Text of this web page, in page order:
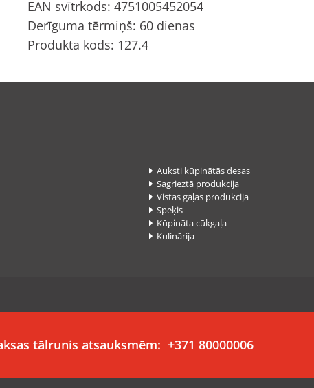
EAN svītrkods: 4751005452054
Derīguma tērmiņš: 60 dienas
Produkta kods: 127.4
Auksti kūpinātās desas
Sagrieztā produkcija
Vistas gaļas produkcija
Speķis
Kūpināta cūkgaļa
Kulinārija
tālrunis atsauksmēm:+371 80000006